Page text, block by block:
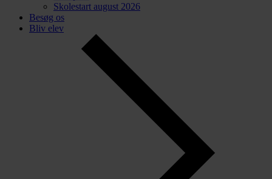
Skolestart august 2026
Besøg os
Bliv elev